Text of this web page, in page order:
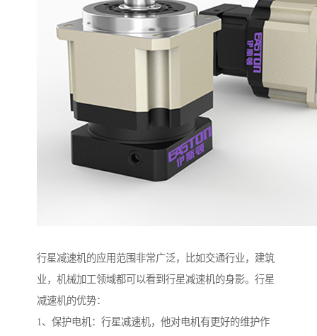
行星减速机的应用范围非常广泛，比如交通行业，建筑
业，机械加工领域都可以看到行星减速机的身影。行星
减速机的优势：
1、保护电机：行星减速机，他对电机有更好的维护作